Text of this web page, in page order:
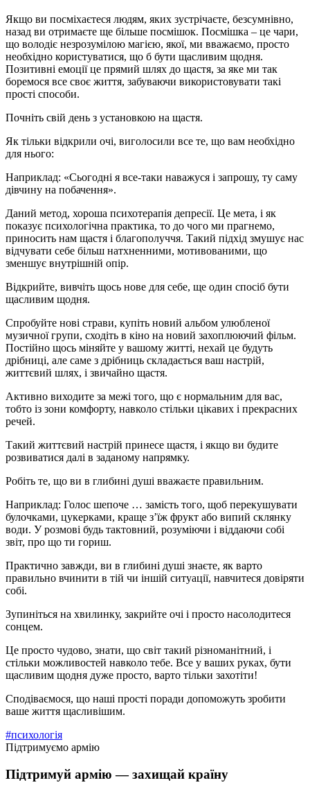
Якщо ви посміхаєтеся людям, яких зустрічаєте, безсумнівно,
назад ви отримаєте ще більше посмішок. Посмішка – це чари,
що володіє незрозумілою магією, якої, ми вважаємо, просто
необхідно користуватися, що б бути щасливим щодня.
Позитивні емоції це прямий шлях до щастя, за яке ми так
боремося все своє життя, забуваючи використовувати такі
прості способи.
Почніть свій день з установкою на щастя.
Як тільки відкрили очі, виголосили все те, що вам необхідно
для нього:
Наприклад: «Сьогодні я все-таки наважуся і запрошу, ту саму
дівчину на побачення».
Даний метод, хороша психотерапія депресії. Це мета, і як
показує психологічна практика, то до чого ми прагнемо,
приносить нам щастя і благополуччя. Такий підхід змушує нас
відчувати себе більш натхненними, мотивованими, що
зменшує внутрішній опір.
Відкрийте, вивчіть щось нове для себе, ще один спосіб бути
щасливим щодня.
Спробуйте нові страви, купіть новий альбом улюбленої
музичної групи, сходіть в кіно на новий захоплюючий фільм.
Постійно щось міняйте у вашому житті, нехай це будуть
дрібниці, але саме з дрібниць складається ваш настрій,
життєвий шлях, і звичайно щастя.
Активно виходите за межі того, що є нормальним для вас,
тобто із зони комфорту, навколо стільки цікавих і прекрасних
речей.
Такий життєвий настрій принесе щастя, і якщо ви будите
розвиватися далі в заданому напрямку.
Робіть те, що ви в глибині душі вважаєте правильним.
Наприклад: Голос шепоче … замість того, щоб перекушувати
булочками, цукерками, краще з’їж фрукт або випий склянку
води. У розмові будь тактовний, розуміючи і віддаючи собі
звіт, про що ти гориш.
Практично завжди, ви в глибині душі знаєте, як варто
правильно вчинити в тій чи іншій ситуації, навчитеся довіряти
собі.
Зупиніться на хвилинку, закрийте очі і просто насолодитеся
сонцем.
Це просто чудово, знати, що світ такий різноманітний, і
стільки можливостей навколо тебе. Все у ваших руках, бути
щасливим щодня дуже просто, варто тільки захотіти!
Сподіваємося, що наші прості поради допоможуть зробити
ваше життя щасливішим.
#психологія
Підтримуємо армію
Підтримуй армію — захищай країну